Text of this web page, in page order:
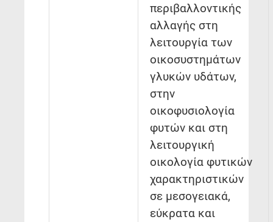
περιβαλλοντικής
αλλαγής στη
λειτουργία των
οικοσυστημάτων
γλυκών υδάτων,
στην
οικοφυσιολογία
φυτών και στη
λειτουργική
οικολογία φυτικών
χαρακτηριστικών
σε μεσογειακά,
εύκρατα και